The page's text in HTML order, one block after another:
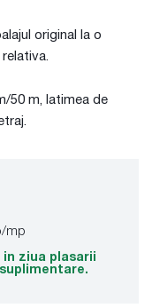
original la o
50 m, latimea de
mp
in ziua plasarii